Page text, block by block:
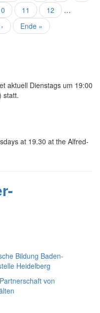
Seite
11 Seite
12
…
Letzte
Seite
Ende »
aktuell Dienstags um 19:00
statt.
at 19.30 at the Alfred-